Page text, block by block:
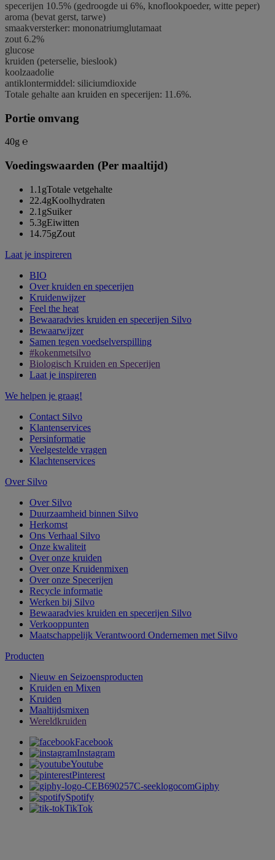
specerijen 10.5% (gedroogde ui 6%, knoflookpoeder, witte peper)
aroma (bevat gerst, tarwe)
smaakversterker: mononatriumglutamaat
zout 6.2%
glucose
kruiden (peterselie, bieslook)
koolzaadolie
antiklontermiddel: siliciumdioxide
Totale gehalte aan kruiden en specerijen: 11.6%.
Portie omvang
40g ℮
Voedingswaarden (Per maaltijd)
1.1gTotale vetgehalte
22.4gKoolhydraten
2.1gSuiker
5.3gEiwitten
14.75gZout
Laat je inspireren
BIO
Over kruiden en specerijen
Kruidenwijzer
Feel the heat
Bewaaradvies kruiden en specerijen Silvo
Bewaarwijzer
Samen tegen voedselverspilling
#kokenmetsilvo
Biologisch Kruiden en Specerijen
Laat je inspireren
We helpen je graag!
Contact Silvo
Klantenservices
Persinformatie
Veelgestelde vragen
Klachtenservices
Over Silvo
Over Silvo
Duurzaamheid binnen Silvo
Herkomst
Ons Verhaal Silvo
Onze kwaliteit
Over onze kruiden
Over onze Kruidenmixen
Over onze Specerijen
Recycle informatie
Werken bij Silvo
Bewaaradvies kruiden en specerijen Silvo
Verkooppunten
Maatschappelijk Verantwoord Ondernemen met Silvo
Producten
Nieuw en Seizoensproducten
Kruiden en Mixen
Kruiden
Maaltijdsmixen
Wereldkruiden
Facebook
Instagram
Youtube
Pinterest
Giphy
Spotify
TikTok